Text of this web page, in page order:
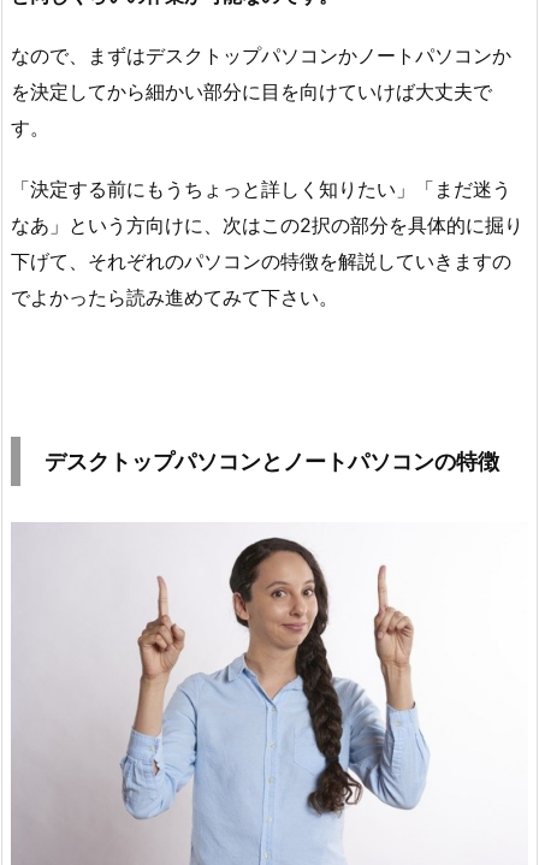
なので、まずはデスクトップパソコンかノートパソコンか
を決定してから細かい部分に目を向けていけば大丈夫で
す。
「決定する前にもうちょっと詳しく知りたい」「まだ迷う
なあ」という方向けに、次はこの2択の部分を具体的に掘り
下げて、それぞれのパソコンの特徴を解説していきますの
でよかったら読み進めてみて下さい。
デスクトップパソコンとノートパソコンの特徴